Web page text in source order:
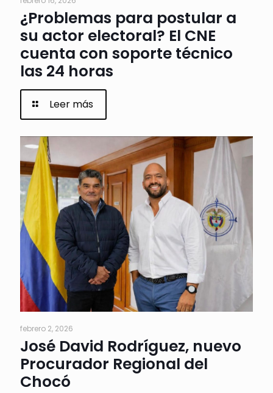
¿Problemas para postular a
su actor electoral? El CNE
cuenta con soporte técnico
las 24 horas
Leer más
febrero 2, 2026
José David Rodríguez, nuevo
Procurador Regional del
Chocó